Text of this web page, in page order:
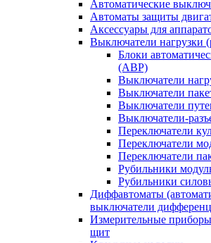
Автоматические
Автоматы защиты
Аксессуары для
Выключатели нагрузки
Блоки
(АВР)
Выключатели
Выключатели
Выключатели
Выключатели-
Переключатели
Переключатели
Переключатели
Рубильники
Рубильники
Диффавтоматы
выключатели
Измерительные
щит